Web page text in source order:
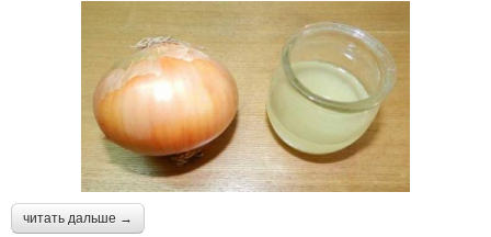
читать дальше →